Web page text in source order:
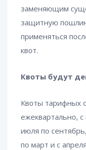
заменяющим
защитную
применяться
квот.
Квоты будут
Квоты тарифных
ежеквартально,
июля по
по март и с